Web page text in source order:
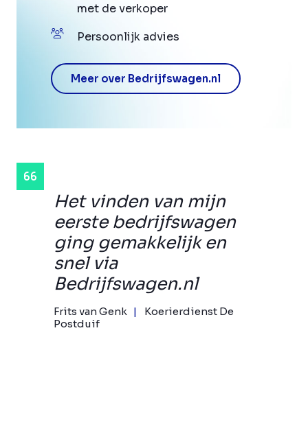
Het vinden van mijn
eerste bedrijfswagen
ging gemakkelijk en
snel via
Bedrijfswagen.nl
Frits van Genk
Koerierdienst De
Postduif
met de verkoper
Persoonlijk advies
Meer over Bedrijfswagen.nl